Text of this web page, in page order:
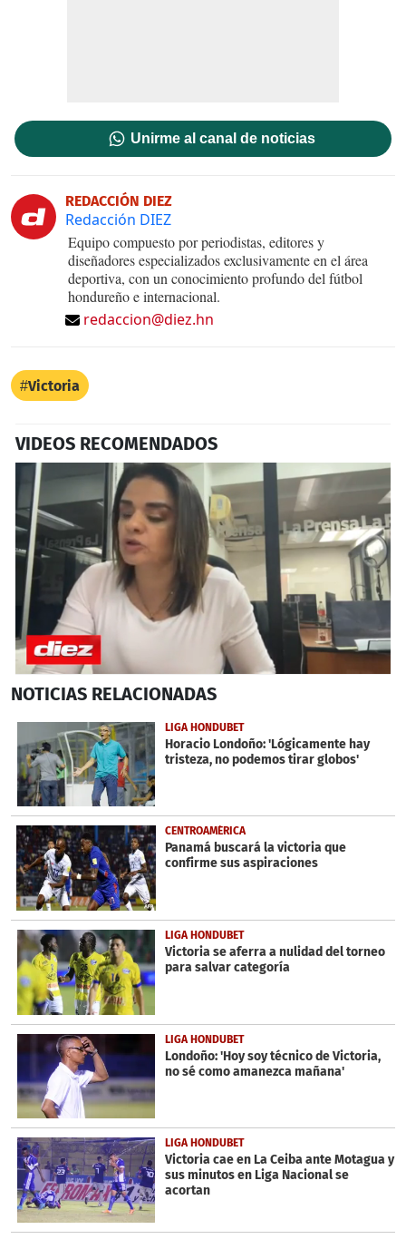
Unirme al canal de noticias
REDACCIÓN DIEZ
Redacción DIEZ
Equipo compuesto por periodistas, editores y
diseñadores especializados exclusivamente en el área
deportiva, con un conocimiento profundo del fútbol
hondureño e internacional.
redaccion@diez.hn
Victoria
VIDEOS RECOMENDADOS
seconds
16
minutes,
47
seconds
NOTICIAS RELACIONADAS
LIGA HONDUBET
Horacio Londoño: 'Lógicamente hay
tristeza, no podemos tirar globos'
CENTROAMÉRICA
Panamá buscará la victoria que
confirme sus aspiraciones
LIGA HONDUBET
Victoria se aferra a nulidad del torneo
para salvar categoría
LIGA HONDUBET
Londoño: 'Hoy soy técnico de Victoria,
no sé como amanezca mañana'
LIGA HONDUBET
Victoria cae en La Ceiba ante Motagua y
sus minutos en Liga Nacional se
acortan